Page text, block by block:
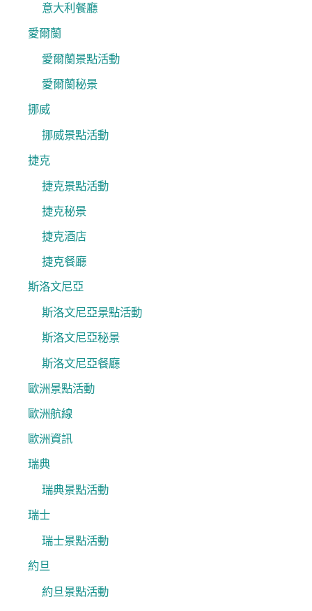
意大利餐廳
愛爾蘭
愛爾蘭景點活動
愛爾蘭秘景
挪威
挪威景點活動
捷克
捷克景點活動
捷克秘景
捷克酒店
捷克餐廳
斯洛文尼亞
斯洛文尼亞景點活動
斯洛文尼亞秘景
斯洛文尼亞餐廳
歐洲景點活動
歐洲航線
歐洲資訊
瑞典
瑞典景點活動
瑞士
瑞士景點活動
約旦
約旦景點活動